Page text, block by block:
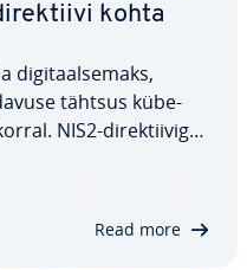
kohta
di­gi­taal­se­maks,
tähtsus kü­be­
NIS2-di­rek­tii­viga
Read more